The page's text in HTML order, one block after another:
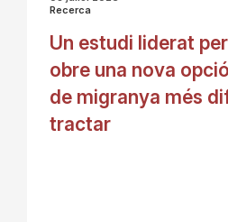
Recerca
Un estudi liderat
obre una nova
de migranya més
tractar